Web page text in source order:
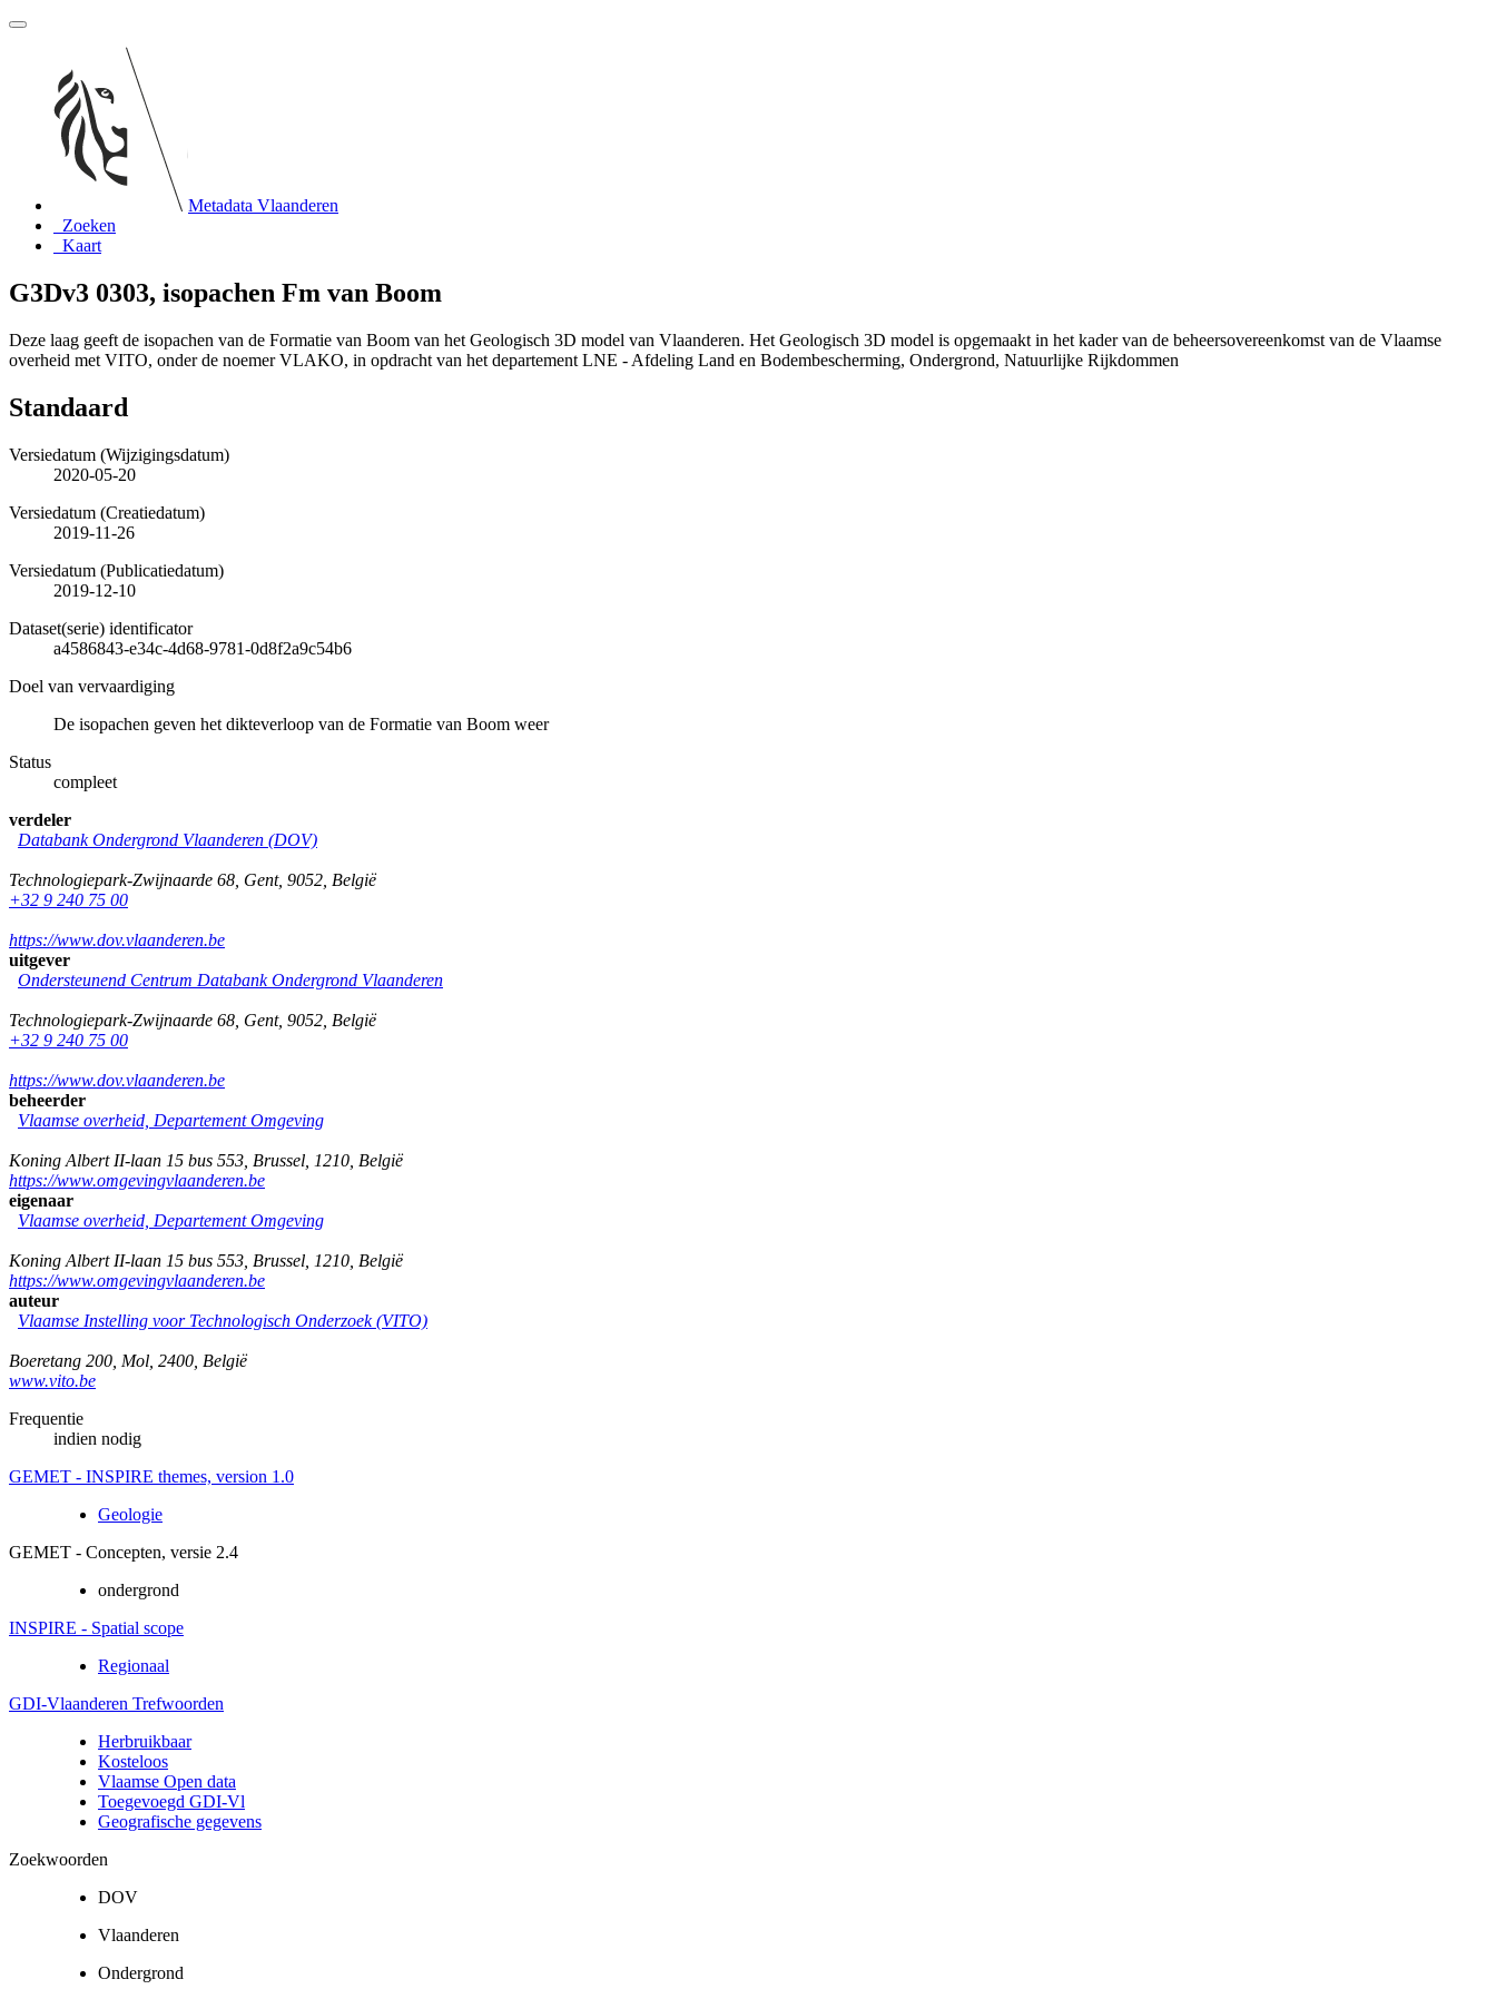
Metadata Vlaanderen
Zoeken
Kaart
G3Dv3 0303, isopachen Fm van Boom
Deze laag geeft de isopachen van de Formatie van Boom van het Geologisch 3D model van Vlaanderen. Het Geologisch 3D model is opgemaakt in het kader van de beheersovereenkomst van de Vlaamse
overheid met VITO, onder de noemer VLAKO, in opdracht van het departement LNE - Afdeling Land en Bodembescherming, Ondergrond, Natuurlijke Rijkdommen
Standaard
Versiedatum (Wijzigingsdatum)
2020-05-20
Versiedatum (Creatiedatum)
2019-11-26
Versiedatum (Publicatiedatum)
2019-12-10
Dataset(serie) identificator
a4586843-e34c-4d68-9781-0d8f2a9c54b6
Doel van vervaardiging
De isopachen geven het dikteverloop van de Formatie van Boom weer
Status
compleet
verdeler
Databank Ondergrond Vlaanderen (DOV)
Technologiepark-Zwijnaarde 68 Gent, 9052 België
+32 9 240 75 00
https://www.dov.vlaanderen.be
uitgever
Ondersteunend Centrum Databank Ondergrond Vlaanderen
Technologiepark-Zwijnaarde 68 Gent, 9052 België
+32 9 240 75 00
https://www.dov.vlaanderen.be
beheerder
Vlaamse overheid, Departement Omgeving
Koning Albert II-laan 15 bus 553 Brussel 1210 België
https://www.omgevingvlaanderen.be
eigenaar
Vlaamse overheid, Departement Omgeving
Koning Albert II-laan 15 bus 553 Brussel 1210 België
https://www.omgevingvlaanderen.be
auteur
Vlaamse Instelling voor Technologisch Onderzoek (VITO)
Boeretang 200 Mol 2400 België
www.vito.be
Frequentie
indien nodig
GEMET - INSPIRE themes, version 1.0
Geologie
GEMET - Concepten, versie 2.4
ondergrond
INSPIRE - Spatial scope
Regionaal
GDI-Vlaanderen Trefwoorden
Herbruikbaar
Kosteloos
Vlaamse Open data
Toegevoegd GDI-Vl
Geografische gegevens
Zoekwoorden
DOV
Vlaanderen
Ondergrond